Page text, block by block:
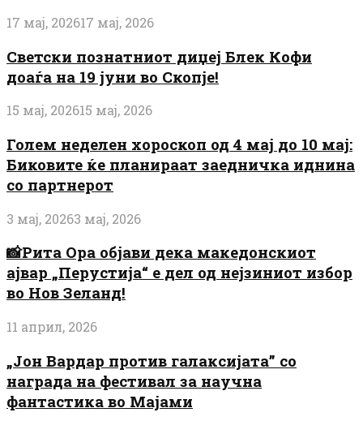
17 мај, 202617 мај, 2026
Светски познатниот диџеј Блек Кофи
доаѓа на 19 јуни во Скопје!
15 мај, 202615 мај, 2026
Голем неделен хороскоп од 4 мај до 10 мај:
Биковите ќе планираат заедничка иднина
со партнерот
3 мај, 20263 мај, 2026
📸Рита Ора објави дека македонскиот
ајвар „Перустија“ е дел од нејзиниот избор
во Нов Зеланд!
11 април, 2026
„Јон Вардар против галаксијата” со
награда на фестивал за научна
фантастика во Мајами